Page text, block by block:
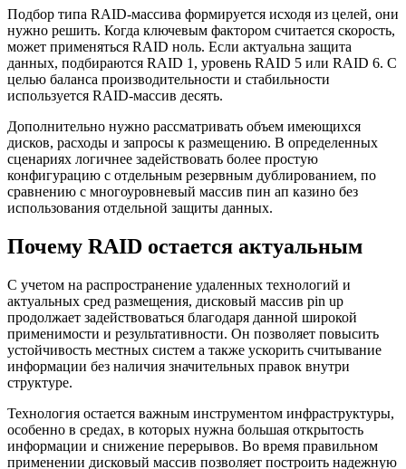
Подбор типа RAID-массива формируется исходя из целей, они
нужно решить. Когда ключевым фактором считается скорость,
может применяться RAID ноль. Если актуальна защита
данных, подбираются RAID 1, уровень RAID 5 или RAID 6. С
целью баланса производительности и стабильности
используется RAID-массив десять.
Дополнительно нужно рассматривать объем имеющихся
дисков, расходы и запросы к размещению. В определенных
сценариях логичнее задействовать более простую
конфигурацию с отдельным резервным дублированием, по
сравнению с многоуровневый массив пин ап казино без
использования отдельной защиты данных.
Почему RAID остается актуальным
С учетом на распространение удаленных технологий и
актуальных сред размещения, дисковый массив pin up
продолжает задействоваться благодаря данной широкой
применимости и результативности. Он позволяет повысить
устойчивость местных систем а также ускорить считывание
информации без наличия значительных правок внутри
структуре.
Технология остается важным инструментом инфраструктуры,
особенно в средах, в которых нужна большая открытость
информации и снижение перерывов. Во время правильном
применении дисковый массив позволяет построить надежную